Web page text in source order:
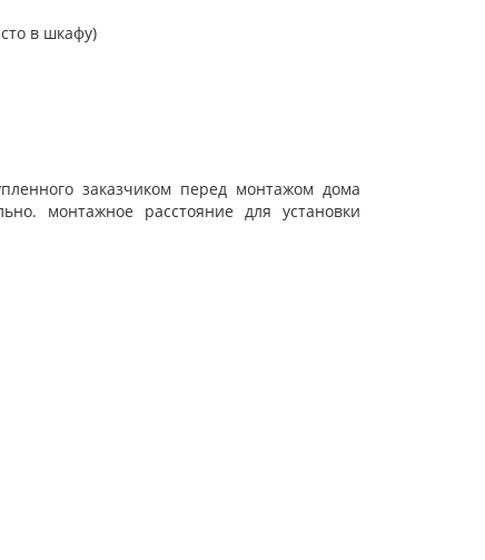
в шкафу)
заказчиком перед монтажом дома
монтажное расстояние для установки